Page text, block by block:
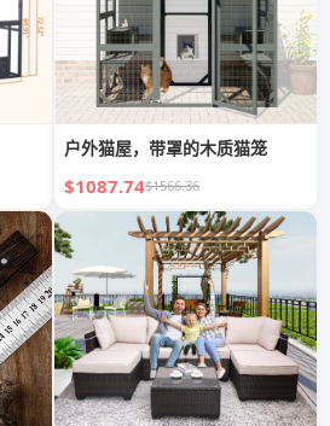
户外猫屋，带罩的木质猫笼
$1087.74$1566.36